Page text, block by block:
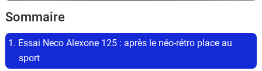
Sommaire
1. Essai Neco Alexone 125 : après le néo-rétro place au
sport